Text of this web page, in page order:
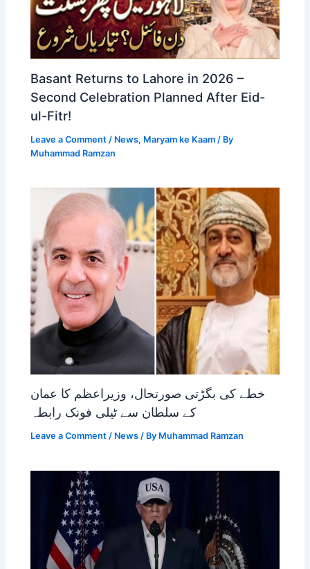
Basant Returns to Lahore in 2026 –
Second Celebration Planned After Eid-
ul-Fitr!
Leave a Comment / News, Maryam ke Kaam / By
Muhammad Ramzan
خطے کی بگڑتی صورتحال، وزیراعظم کا عمان
کے سلطان سے ٹیلی فونک رابطہ
Leave a Comment / News / By Muhammad Ramzan